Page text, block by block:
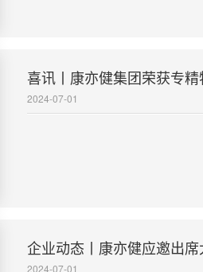
喜讯丨康亦健集团荣获专精
2024-07-01
企业动态丨康亦健应邀出
2024-07-01